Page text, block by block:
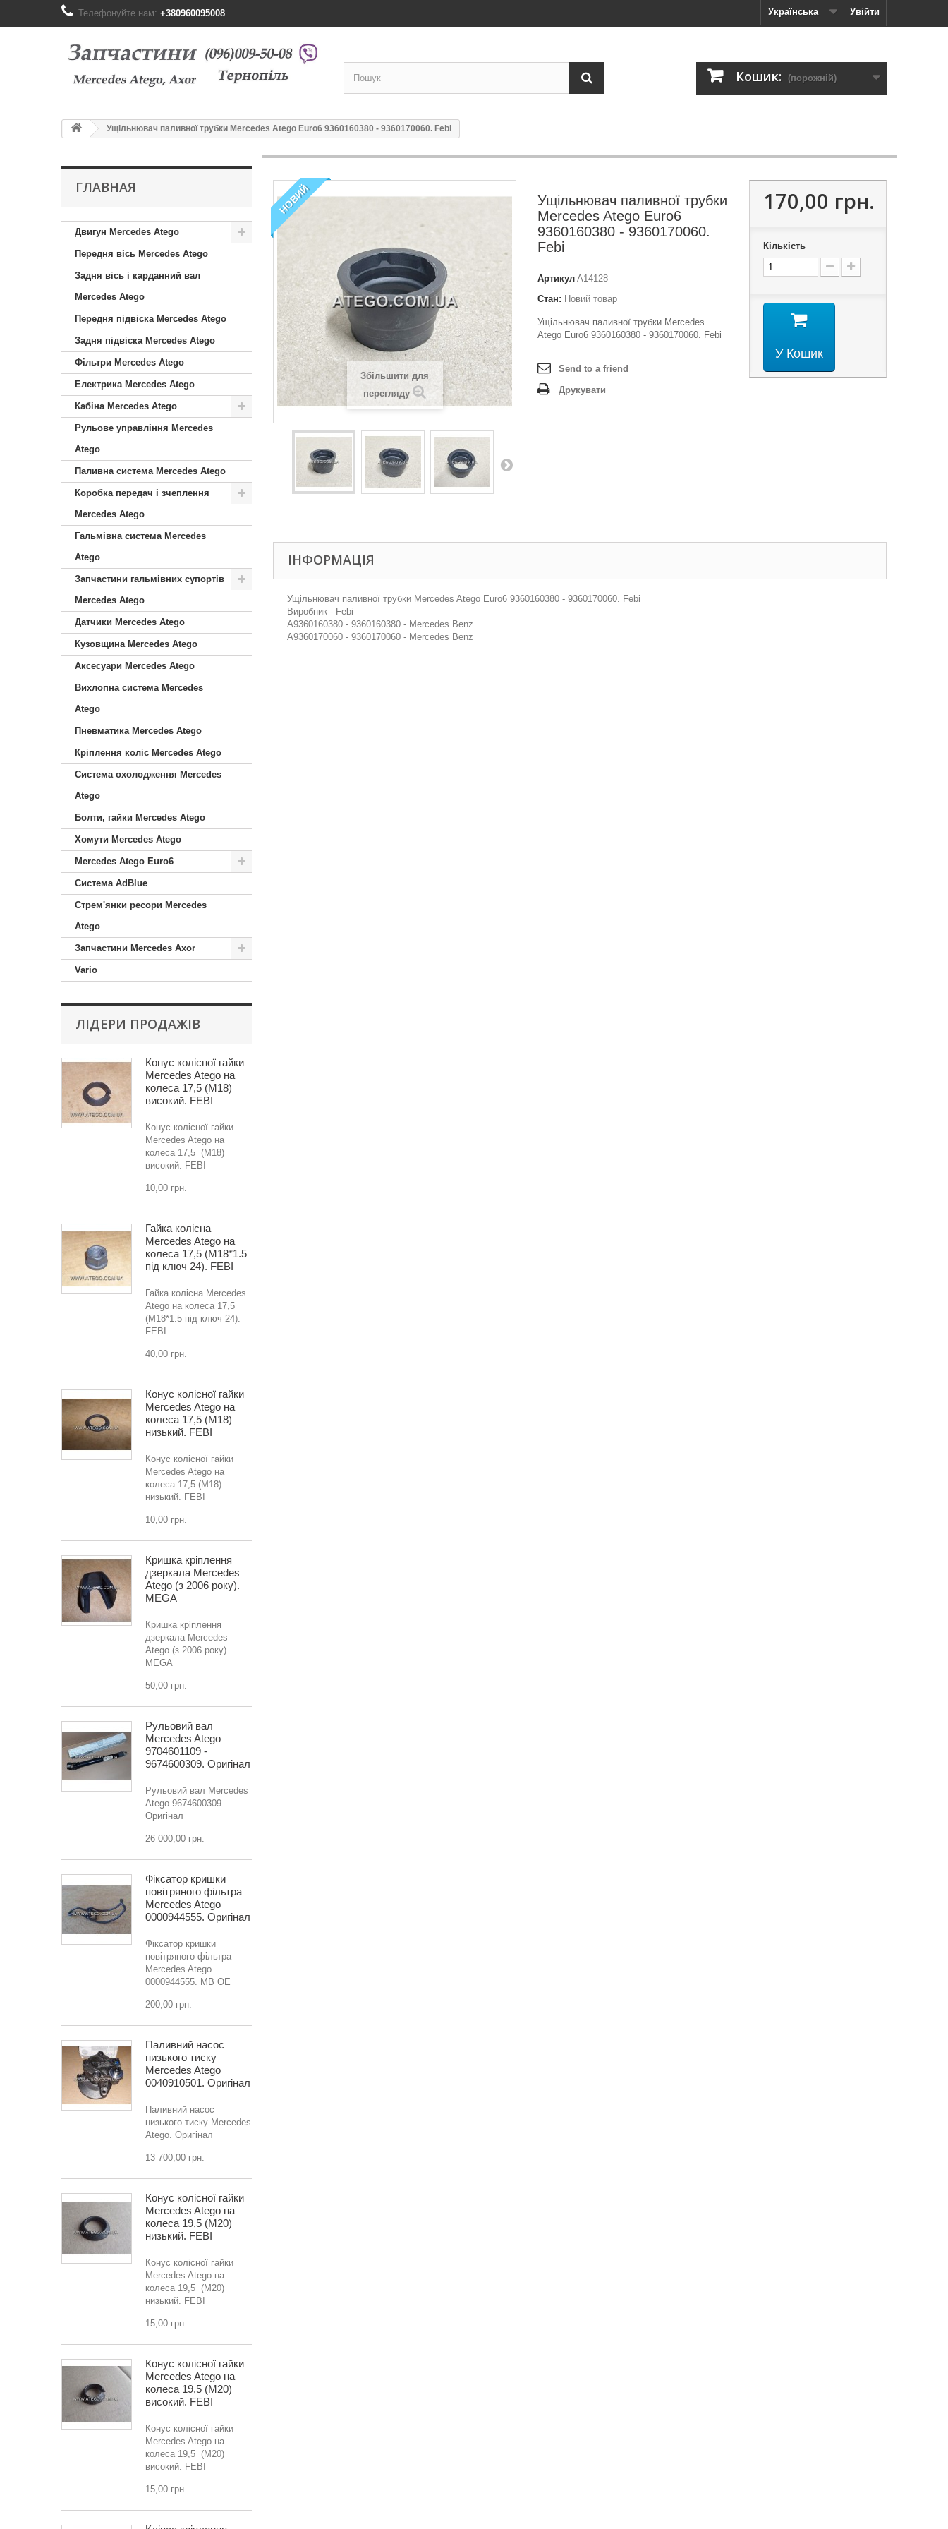
Увійти
Українська
Телефонуйте нам: +380960095008
Кошик: (порожній)
Ущільнювач паливної трубки Mercedes Atego Euro6 9360160380 - 9360170060. Febi
ГЛАВНАЯ
Двигун Mercedes Atego
Передня вісь Mercedes Atego
Задня вісь і карданний вал
Mercedes Atego
Передня підвіска Mercedes Atego
Задня підвіска Mercedes Atego
Фільтри Mercedes Atego
Електрика Mercedes Atego
Кабіна Mercedes Atego
Рульове управління Mercedes
Atego
Паливна система Mercedes Atego
Коробка передач і зчеплення
Mercedes Atego
Гальмівна система Mercedes
Atego
Запчастини гальмівних супортів
Mercedes Atego
Датчики Mercedes Atego
Кузовщина Mercedes Atego
Аксесуари Mercedes Atego
Вихлопна система Mercedes
Atego
Пневматика Mercedes Atego
Кріплення коліс Mercedes Atego
Система охолодження Mercedes
Atego
Болти, гайки Mercedes Atego
Хомути Mercedes Atego
Mercedes Atego Euro6
Система AdBlue
Стрем'янки ресори Mercedes
Atego
Запчастини Mercedes Axor
Vario
ЛІДЕРИ ПРОДАЖІВ
Конус колісної гайки
Mercedes Atego на
колеса 17,5 (M18)
високий. FEBI
Конус колісної гайки
Mercedes Atego на
колеса 17,5 (M18)
високий. FEBI
10,00 грн.
Гайка колісна
Mercedes Atego на
колеса 17,5 (M18*1.5
під ключ 24). FEBI
Гайка колісна Mercedes
Atego на колеса 17,5
(M18*1.5 під ключ 24).
FEBI
40,00 грн.
Конус колісної гайки
Mercedes Atego на
колеса 17,5 (M18)
низький. FEBI
Конус колісної гайки
Mercedes Atego на
колеса 17,5 (M18)
низький. FEBI
10,00 грн.
Кришка кріплення
дзеркала Mercedes
Atego (з 2006 року).
MEGA
Кришка кріплення
дзеркала Mercedes
Atego (з 2006 року).
MEGA
50,00 грн.
Рульовий вал
Mercedes Atego
9704601109 -
9674600309. Оригінал
Рульовий вал Mercedes
Atego 9674600309.
Оригінал
26 000,00 грн.
Фіксатор кришки
повітряного фільтра
Mercedes Atego
0000944555. Оригінал
Фіксатор кришки
повітряного фільтра
Mercedes Atego
0000944555. MB OE
200,00 грн.
Паливний насос
низького тиску
Mercedes Atego
0040910501. Оригінал
Паливний насос
низького тиску Mercedes
Atego. Оригінал
13 700,00 грн.
Конус колісної гайки
Mercedes Atego на
колеса 19,5 (M20)
низький. FEBI
Конус колісної гайки
Mercedes Atego на
колеса 19,5 (M20)
низький. FEBI
15,00 грн.
Конус колісної гайки
Mercedes Atego на
колеса 19,5 (M20)
високий. FEBI
Конус колісної гайки
Mercedes Atego на
колеса 19,5 (M20)
високий. FEBI
15,00 грн.
НОВИЙ
Збільшити для
перегляду
Ущільнювач паливної трубки
Mercedes Atego Euro6
9360160380 - 9360170060.
Febi
Артикул A14128
Стан: Новий товар
Ущільнювач паливної трубки Mercedes
Atego Euro6 9360160380 - 9360170060. Febi
Send to a friend
Друкувати
170,00 грн.
Кількість
У Кошик
ІНФОРМАЦІЯ
Ущільнювач паливної трубки Mercedes Atego Euro6 9360160380 - 9360170060. Febi
Виробник - Febi
A9360160380 - 9360160380 - Mercedes Benz
A9360170060 - 9360170060 - Mercedes Benz